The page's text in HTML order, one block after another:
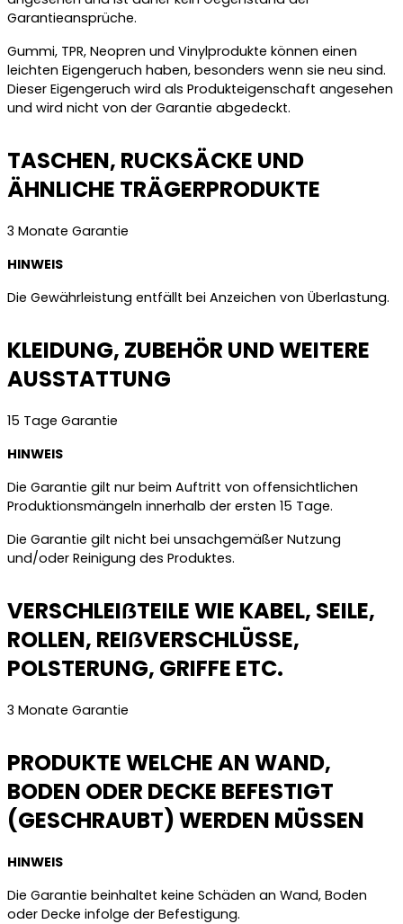
Garantieansprüche.
Gummi, TPR, Neopren und Vinylprodukte können einen
leichten Eigengeruch haben, besonders wenn sie neu sind.
Dieser Eigengeruch wird als Produkteigenschaft angesehen
und wird nicht von der Garantie abgedeckt.
TASCHEN, RUCKSÄCKE UND
ÄHNLICHE TRÄGERPRODUKTE
3 Monate Garantie
HINWEIS
Die Gewährleistung entfällt bei Anzeichen von Überlastung.
KLEIDUNG, ZUBEHÖR UND WEITERE
AUSSTATTUNG
15 Tage Garantie
HINWEIS
Die Garantie gilt nur beim Auftritt von offensichtlichen
Produktionsmängeln innerhalb der ersten 15 Tage.
Die Garantie gilt nicht bei unsachgemäßer Nutzung
und/oder Reinigung des Produktes.
VERSCHLEIẞTEILE WIE KABEL, SEILE,
ROLLEN, REIẞVERSCHLÜSSE,
POLSTERUNG, GRIFFE ETC.
3 Monate Garantie
PRODUKTE WELCHE AN WAND,
BODEN ODER DECKE BEFESTIGT
(GESCHRAUBT) WERDEN MÜSSEN
HINWEIS
Die Garantie beinhaltet keine Schäden an Wand, Boden
oder Decke infolge der Befestigung.